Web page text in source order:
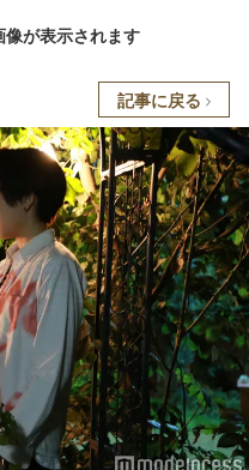
像が表示されます
記事に戻る